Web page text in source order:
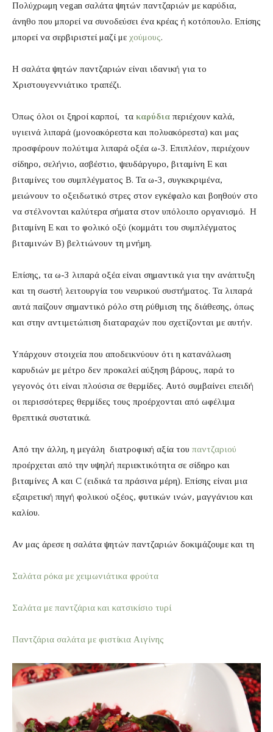
Πολύχρωμη vegan σαλάτα ψητών παντζαριών με καρύδια,
άνηθο που μπορεί να συνοδεύσει ένα κρέας ή κοτόπουλο. Επίσης
μπορεί να σερβιριστεί μαζί με χούμους.
Η σαλάτα ψητών παντζαριών είναι ιδανική για το
Χριστουγεννιάτικο τραπέζι.
Όπως όλοι οι ξηροί καρποί, τα καρύδια περιέχουν καλά,
υγιεινά λιπαρά (μονοακόρεστα και πολυακόρεστα) και μας
προσφέρουν πολύτιμα λιπαρά οξέα ω-3. Επιπλέον, περιέχουν
σίδηρο, σελήνιο, ασβέστιο, ψευδάργυρο, βιταμίνη Ε και
βιταμίνες του συμπλέγματος Β. Τα ω-3, συγκεκριμένα,
μειώνουν το οξειδωτικό στρες στον εγκέφαλο και βοηθούν στο
να στέλνονται καλύτερα σήματα στον υπόλοιπο οργανισμό. Η
βιταμίνη Ε και το φολικό οξύ (κομμάτι του συμπλέγματος
βιταμινών Β) βελτιώνουν τη μνήμη.
Επίσης, τα ω-3 λιπαρά οξέα είναι σημαντικά για την ανάπτυξη
και τη σωστή λειτουργία του νευρικού συστήματος. Τα λιπαρά
αυτά παίζουν σημαντικό ρόλο στη ρύθμιση της διάθεσης, όπως
και στην αντιμετώπιση διαταραχών που σχετίζονται με αυτήν.
Υπάρχουν στοιχεία που αποδεικνύουν ότι η κατανάλωση
καρυδιών με μέτρο δεν προκαλεί αύξηση βάρους, παρά το
γεγονός ότι είναι πλούσια σε θερμίδες. Αυτό συμβαίνει επειδή
οι περισσότερες θερμίδες τους προέρχονται από ωφέλιμα
θρεπτικά συστατικά.
Από την άλλη, η μεγάλη διατροφική αξία του παντζαριού
προέρχεται από την υψηλή περιεκτικότητα σε σίδηρο και
βιταμίνες Α και C (ειδικά τα πράσινα μέρη). Επίσης είναι μια
εξαιρετική πηγή φολικού οξέος, φυτικών ινών, μαγγάνιου και
καλίου.
Αν μας άρεσε η σαλάτα ψητών παντζαριών δοκιμάζουμε και τη
Σαλάτα ρόκα με χειμωνιάτικα φρούτα
Σαλάτα με παντζάρια και κατσικίσιο τυρί
Παντζάρια σαλάτα με φιστίκια Αιγίνης